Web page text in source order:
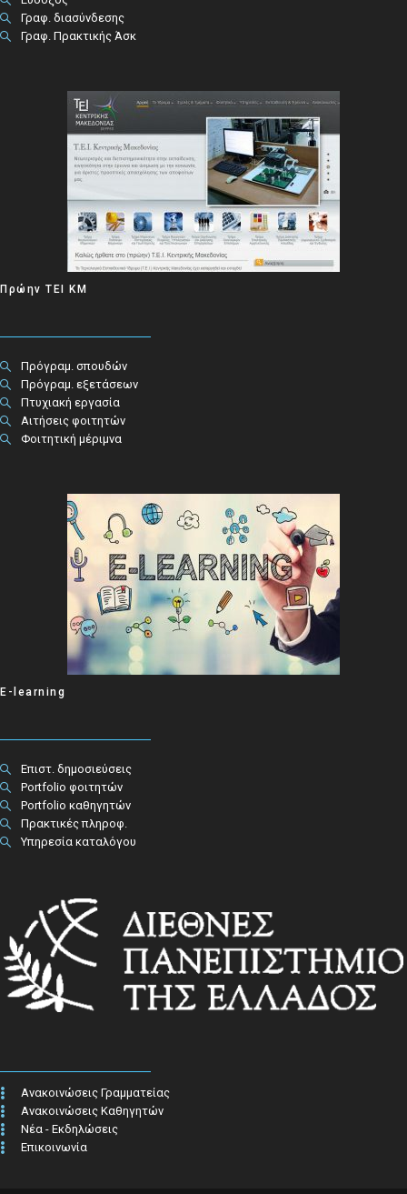
Γραφ. διασύνδεσης
Γραφ. Πρακτικής Άσκ
Πρώην ΤΕΙ ΚΜ
Πρόγραμ. σπουδών
Πρόγραμ. εξετάσεων
Πτυχιακή εργασία
Αιτήσεις φοιτητών
Φοιτητική μέριμνα
E-learning
Επιστ. δημοσιεύσεις
Portfolio φοιτητών
Portfolio καθηγητών
Πρακτικές πληροφ.​
Υπηρεσία καταλόγου
Ανακοινώσεις Γραμματείας
Ανακοινώσεις Καθηγητών
Νέα - Εκδηλώσεις
Επικοινωνία